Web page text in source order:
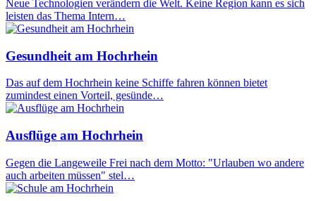
Neue Technologien verändern die Welt. Keine Region kann es sich
leisten das Thema Intern…
Gesundheit am Hochrhein
Das auf dem Hochrhein keine Schiffe fahren können bietet
zumindest einen Vorteil, gesünde…
Ausflüge am Hochrhein
Gegen die Langeweile Frei nach dem Motto: "Urlauben wo andere
auch arbeiten müssen" stel…